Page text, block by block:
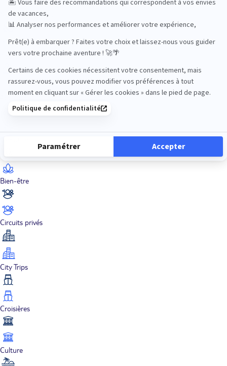
Océan Indien
Nos thématiques
Actif
Adult only
Bien-être
Circuits privés
City Trips
Croisières
Culture